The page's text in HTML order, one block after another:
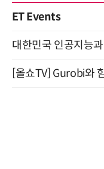
ET Events